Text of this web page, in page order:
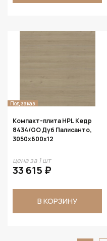
Под заказ
Компакт-плита HPL Кедр
8434/GO Дуб Палисанто,
3050х600х12
цена за 1 шт
33 615 ₽
В КОРЗИНУ